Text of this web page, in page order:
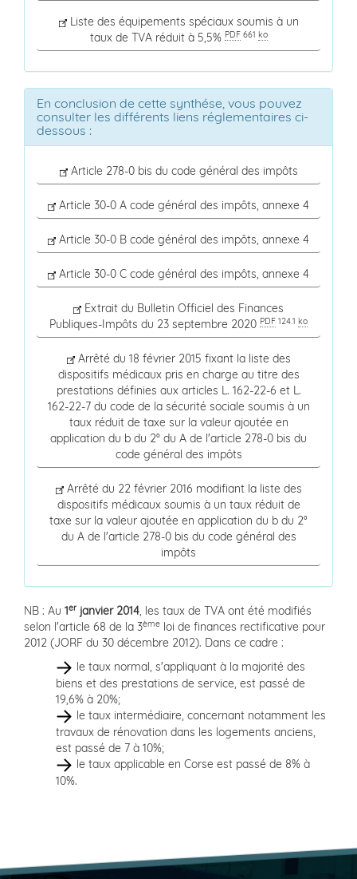
Liste des équipements spéciaux soumis à un
taux de TVA réduit à 5,5% PDF661 ko
En conclusion de cette synthése, vous pouvez
consulter les différents liens réglementaires ci-
dessous :
Article 278-0 bis du code général des impôts
Article 30-0 A code général des impôts, annexe 4
Article 30-0 B code général des impôts, annexe 4
Article 30-0 C code général des impôts, annexe 4
Extrait du Bulletin Officiel des Finances
Publiques-Impôts du 23 septembre 2020 PDF 124.1 ko
Arrêté du 18 février 2015 fixant la liste des
dispositifs médicaux pris en charge au titre des
prestations définies aux articles L. 162-22-6 et L.
162-22-7 du code de la sécurité sociale soumis à un
taux réduit de taxe sur la valeur ajoutée en
application du b du 2° du A de l'article 278-0 bis du
code général des impôts
Arrêté du 22 février 2016 modifiant la liste des
dispositifs médicaux soumis à un taux réduit de
taxe sur la valeur ajoutée en application du b du 2°
du A de l'article 278-0 bis du code général des
impôts
NB : Au 1erjanvier 2014, les taux de TVA ont été modifiés
selon l'article 68 de la 3ème loi de finances rectificative pour
2012 (JORF du 30 décembre 2012). Dans ce cadre :
le taux normal, s'appliquant à la majorité des
biens et des prestations de service, est passé de
19,6% à 20%;
le taux intermédiaire, concernant notamment les
travaux de rénovation dans les logements anciens,
est passé de 7 à 10%;
le taux applicable en Corse est passé de 8% à
10%.